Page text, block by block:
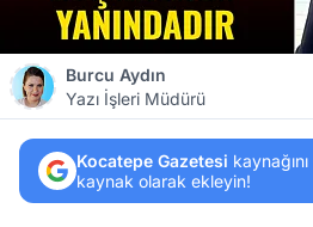
Burcu Aydın
Yazı İşleri Müdürü
Kocatepe Gazetesi
kaynak olarak ekleyin!